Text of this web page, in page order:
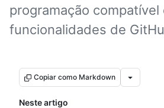
programação compatível
funcionalidades de
Copiar como Markdown
Neste artigo